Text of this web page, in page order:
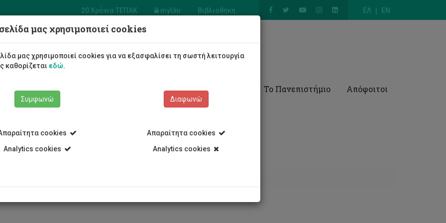
ΕΛ EN
20 Χρόνια ΤΕΠΑΚ myUni Βιβλιοθήκη
Γεωτεχνικών
και
Περιβάλλοντος
Σπουδές Το Πανεπιστήμιο Απόφοιτοι
Περιβάλλοντος
μας χρησιμοποιεί cookies
μας χρησιμοποιεί cookies για να εξασφαλίσει τη σωστή λειτουργία
καθορίζεται εδώ.
Συμφωνώ
cookies
Analytics cookies
Διαφωνώ
Απαραίτητα cookies
Analytics cookies